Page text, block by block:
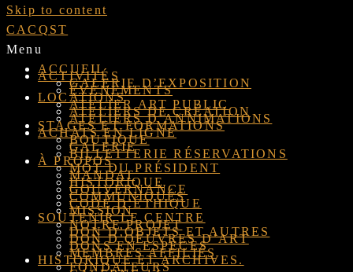
Skip to content
CACQST
Menu
ACCUEIL
ACTIVITÉS
GALERIE D’EXPOSITION
ÉVÉNEMENTS
LOCATIONS
ATELIER ART PUBLIC
ATELIERS DE CRÉATION
ATELIERS D’ANNIMATIONS
STAGES ET FORMATIONS
ACHATS EN LIGNE
BOUTIQUE
GALERIE
BILLETTERIE RÉSERVATIONS
À PROPOS
MOT DU PRÉSIDENT
MANDAT
HISTORIQUE
GOUVERNANCE
COMMUNIQUÉS
CODE D’ÉTHIQUE
MISSION
SOUTENIR LE CENTRE
NOTRE PROJET
DON D’OBJETS ET AUTRES
DON D’OEUVRES D’ART
DONS EN ESPÈCES
MEMBRES AFFILIÉS
HISTORIQUE ET ARCHIVES.
FONDATEURS